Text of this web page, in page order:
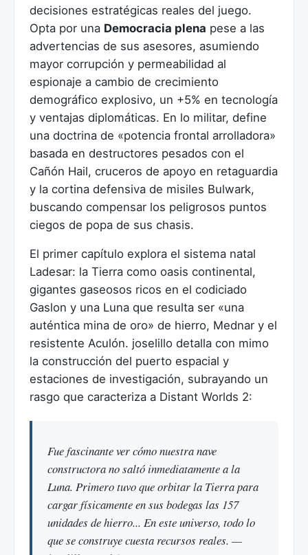
decisiones estratégicas reales del juego.
Opta por una Democracia plena pese a las
advertencias de sus asesores, asumiendo
mayor corrupción y permeabilidad al
espionaje a cambio de crecimiento
demográfico explosivo, un +5% en tecnología
y ventajas diplomáticas. En lo militar, define
una doctrina de «potencia frontal arrolladora»
basada en destructores pesados con el
Cañón Hail, cruceros de apoyo en retaguardia
y la cortina defensiva de misiles Bulwark,
buscando compensar los peligrosos puntos
ciegos de popa de sus chasis.
El primer capítulo explora el sistema natal
Ladesar: la Tierra como oasis continental,
gigantes gaseosos ricos en el codiciado
Gaslon y una Luna que resulta ser «una
auténtica mina de oro» de hierro, Mednar y el
resistente Aculón. joselillo detalla con mimo
la construcción del puerto espacial y
estaciones de investigación, subrayando un
rasgo que caracteriza a Distant Worlds 2:
Fue fascinante ver cómo nuestra nave
constructora no saltó inmediatamente a la
Luna. Primero tuvo que orbitar la Tierra para
cargar físicamente en sus bodegas las 157
unidades de hierro... En este universo, todo lo
que se construye cuesta recursos reales. —